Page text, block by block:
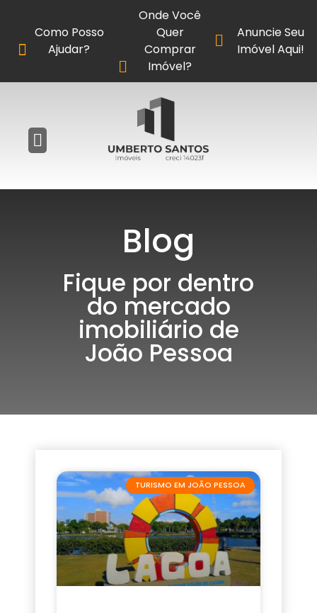
Anuncie Seu
Imóvel Aqui!
Como Posso
Ajudar?
Onde Você
Quer
Comprar
Imóvel?
Blog
Fique por dentro
do mercado
imobiliário de
João Pessoa
TURISMO EM JOÃO PESSOA